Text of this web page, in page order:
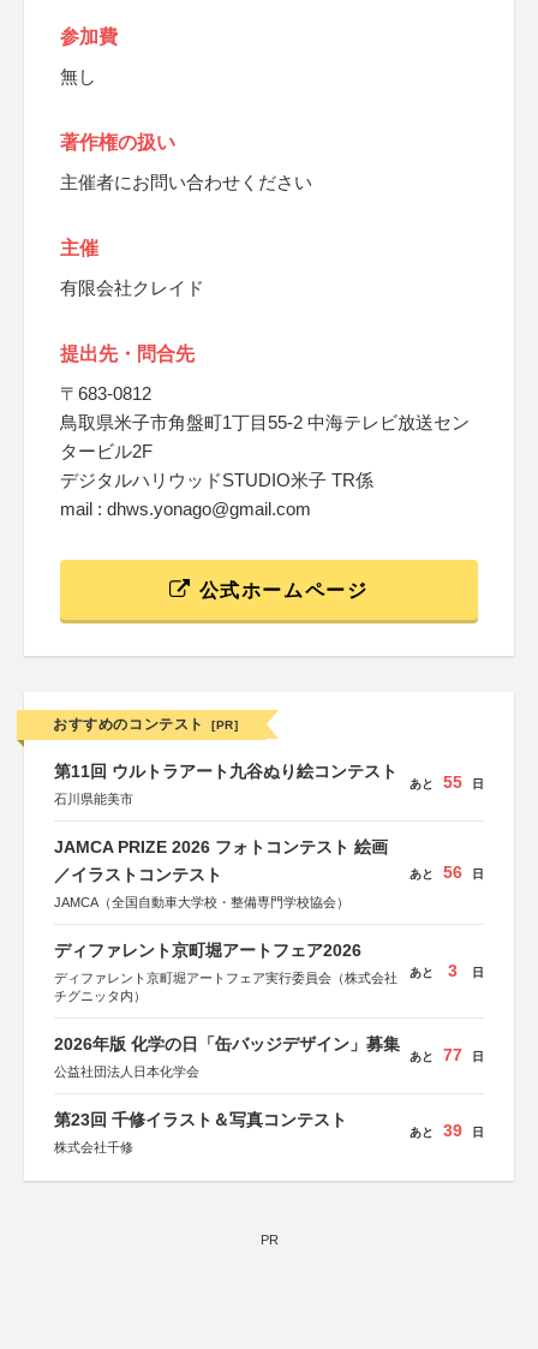
参加費
無し
著作権の扱い
主催者にお問い合わせください
主催
有限会社クレイド
提出先・問合先
〒683-0812
鳥取県米子市角盤町1丁目55-2 中海テレビ放送セン
タービル2F
デジタルハリウッドSTUDIO米子 TR係
mail : dhws.yonago@gmail.com
公式ホームページ
おすすめのコンテスト [PR]
第11回 ウルトラアート九谷ぬり絵コンテスト
石川県能美市
あと 55 日
JAMCA PRIZE 2026 フォトコンテスト 絵画
／イラストコンテスト
JAMCA（全国自動車大学校・整備専門学校協会）
あと 56 日
ディファレント京町堀アートフェア2026
ディファレント京町堀アートフェア実行委員会（株式会社
チグニッタ内）
あと 3 日
2026年版 化学の日「缶バッジデザイン」募集
公益社団法人日本化学会
あと 77 日
第23回 千修イラスト＆写真コンテスト
株式会社千修
あと 39 日
PR